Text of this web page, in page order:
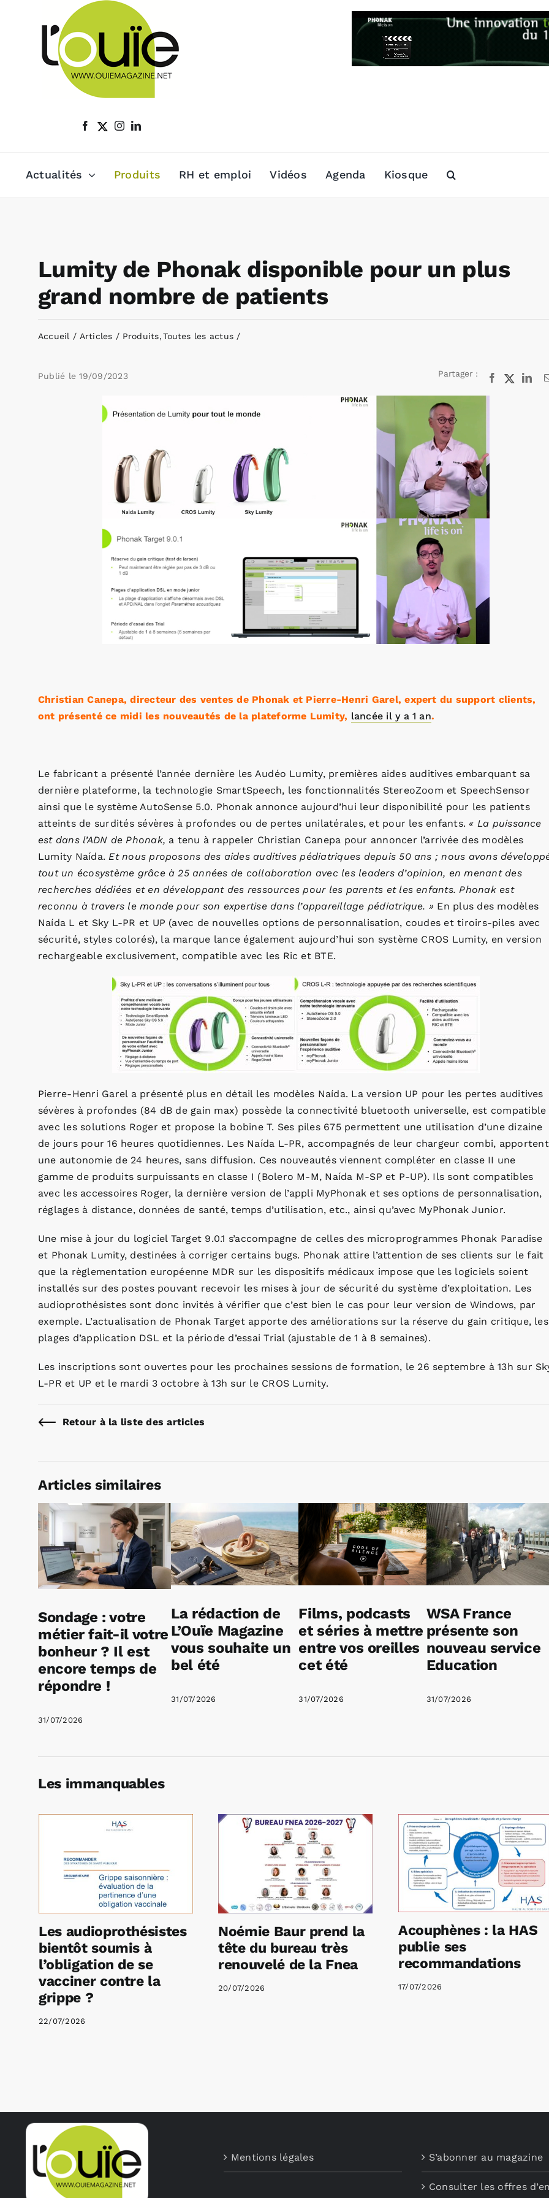
Actualités Produits RH et emploi Vidéos Agenda Kiosque
Lumity de Phonak disponible pour un plus
grand nombre de patients
Accueil Articles Produits Toutes les actus
Publié le 19/09/2023 Partager : Facebook
X
Christian Canepa, directeur des ventes de Phonak et Pierre-Henri Garel, expert du support clients,
ont présenté ce midi les nouveautés de la plateforme Lumity, lancée il y a 1 an.
Le fabricant a présenté l’année dernière les Audéo Lumity, premières aides auditives embarquant sa
dernière plateforme, la technologie SmartSpeech, les fonctionnalités StereoZoom et SpeechSensor
ainsi que le système AutoSense 5.0. Phonak annonce aujourd’hui leur disponibilité pour les patients
atteints de surdités sévères à profondes ou de pertes unilatérales, et pour les enfants. « La puissance
est dans l’ADN de Phonak, a tenu à rappeler Christian Canepa pour annoncer l’arrivée des modèles
Lumity Naída.Et nous proposons des aides auditives pédiatriques depuis 50 ans ; nous avons
tout un écosystème grâce à 25 années de collaboration avec les leaders d’opinion, en menant des
recherches dédiées et en développant des ressources pour les parents et les enfants. Phonak est
reconnu à travers le monde pour son expertise dans l’appareillage pédiatrique. » En plus des modèles
Naída L et Sky L-PR et UP (avec de nouvelles options de personnalisation, coudes et tiroirs-piles avec
sécurité, styles colorés), la marque lance également aujourd’hui son système CROS Lumity, en version
rechargeable exclusivement, compatible avec les Ric et BTE.
Pierre-Henri Garel a présenté plus en détail les modèles Naída. La version UP pour les pertes auditives
sévères à profondes (84 dB de gain max) possède la connectivité bluetooth universelle, est compatible
avec les solutions Roger et propose la bobine T. Ses piles 675 permettent une utilisation d’une dizaine
de jours pour 16 heures quotidiennes. Les Naída L-PR, accompagnés de leur chargeur combi, apportent
une autonomie de 24 heures, sans diffusion. Ces nouveautés viennent compléter en classe II une
gamme de produits surpuissants en classe I (Bolero M-M, Naída M-SP et P-UP). Ils sont compatibles
avec les accessoires Roger, la dernière version de l’appli MyPhonak et ses options de personnalisation,
réglages à distance, données de santé, temps d’utilisation, etc., ainsi qu’avec MyPhonak Junior.
Une mise à jour du logiciel Target 9.0.1 s’accompagne de celles des microprogrammes Phonak Paradise
et Phonak Lumity, destinées à corriger certains bugs. Phonak attire l’attention de ses clients sur le fait
que la règlementation européenne MDR sur les dispositifs médicaux impose que les logiciels soient
installés sur des postes pouvant recevoir les mises à jour de sécurité du système d’exploitation. Les
audioprothésistes sont donc invités à vérifier que c’est bien le cas pour leur version de Windows, par
exemple. L’actualisation de Phonak Target apporte des améliorations sur la réserve du gain critique, les
plages d’application DSL et la période d’essai Trial (ajustable de 1 à 8 semaines).
Les inscriptions sont ouvertes pour les prochaines sessions de formation, le 26 septembre à 13h sur
L-PR et UP et le mardi 3 octobre à 13h sur le CROS Lumity.
Retour à la liste des articles
Articles similaires
Sondage : votre
métier fait-il votre
bonheur ? Il est
encore temps de
répondre !
31/07/2026
La rédaction de
L’Ouïe Magazine
vous souhaite un
bel été
31/07/2026
Films, podcasts
et séries à mettre
entre vos oreilles
cet été
31/07/2026
WSA France
présente son
nouveau service
Education
31/07/2026
Les immanquables
Les audioprothésistes
bientôt soumis à
l’obligation de se
vacciner contre la
grippe ?
22/07/2026
Noémie Baur prend la
tête du bureau très
renouvelé de la Fnea
20/07/2026
Acouphènes : la HAS
publie ses
recommandations
17/07/2026
Mentions légales S’abonner au magazine
Consulter les offres